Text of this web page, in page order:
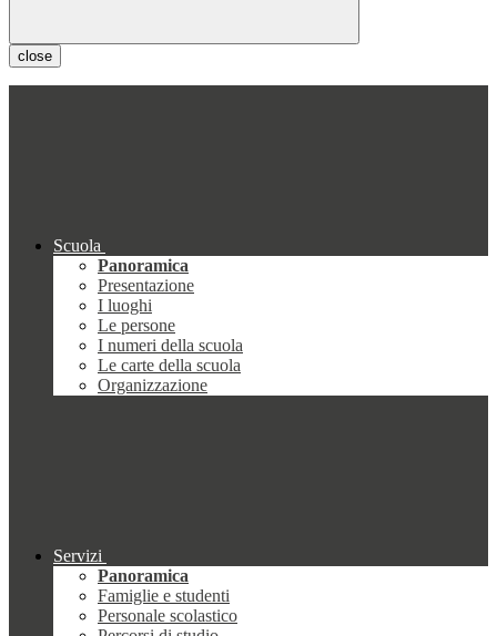
close
Scuola
Panoramica
Presentazione
I luoghi
Le persone
I numeri della scuola
Le carte della scuola
Organizzazione
Servizi
Panoramica
Famiglie e studenti
Personale scolastico